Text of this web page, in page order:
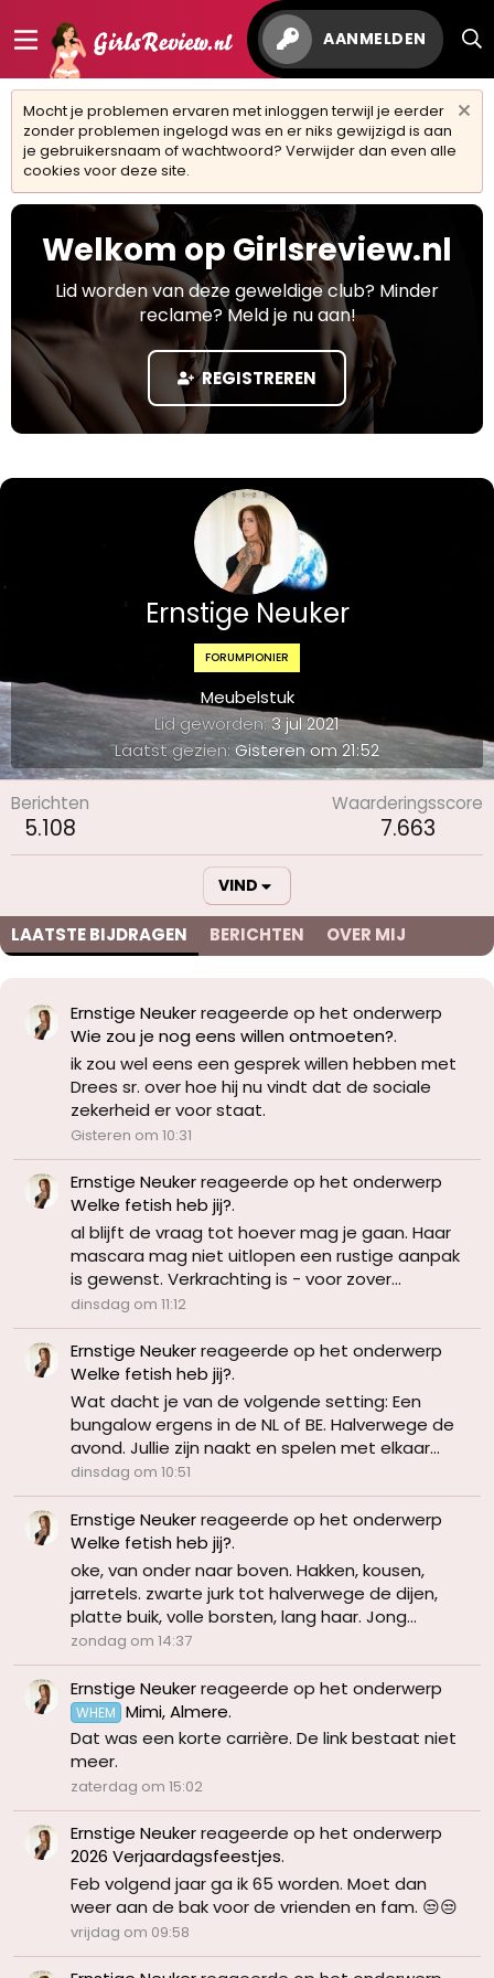
AANMELDEN
Mocht je problemen ervaren met inloggen terwijl je eerder
zonder problemen ingelogd was en er niks gewijzigd is aan
je gebruikersnaam of wachtwoord? Verwijder dan even alle
cookies voor deze site.
Welkom op Girlsreview.nl
Lid worden van deze geweldige club? Minder
reclame? Meld je nu aan!
REGISTREREN
Ernstige Neuker
FORUMPIONIER
Meubelstuk
Lid geworden 3 jul 2021
Laatst gezien Gisteren om 21:52
Berichten
5.108
Waarderingsscore
7.663
VIND
LAATSTE BIJDRAGEN BERICHTEN OVER MIJ
Ernstige Neukerreageerde op het onderwerp
Wie zou je nog eens willen ontmoeten?.
ik zou wel eens een gesprek willen hebben met
Drees sr. over hoe hij nu vindt dat de sociale
zekerheid er voor staat.
Gisteren om 10:31
Ernstige Neukerreageerde op het onderwerp
Welke fetish heb jij?.
al blijft de vraag tot hoever mag je gaan. Haar
mascara mag niet uitlopen een rustige aanpak
is gewenst. Verkrachting is - voor zover...
dinsdag om 11:12
Ernstige Neukerreageerde op het onderwerp
Welke fetish heb jij?.
Wat dacht je van de volgende setting: Een
bungalow ergens in de NL of BE. Halverwege de
avond. Jullie zijn naakt en spelen met elkaar...
dinsdag om 10:51
Ernstige Neukerreageerde op het onderwerp
Welke fetish heb jij?.
oke, van onder naar boven. Hakken, kousen,
jarretels. zwarte jurk tot halverwege de dijen,
platte buik, volle borsten, lang haar. Jong...
zondag om 14:37
Ernstige Neukerreageerde op het onderwerp
WHEM Mimi, Almere.
Dat was een korte carrière. De link bestaat niet
meer.
zaterdag om 15:02
Ernstige Neukerreageerde op het onderwerp
2026 Verjaardagsfeestjes.
Feb volgend jaar ga ik 65 worden. Moet dan
weer aan de bak voor de vrienden en fam. 😒😒
vrijdag om 09:58